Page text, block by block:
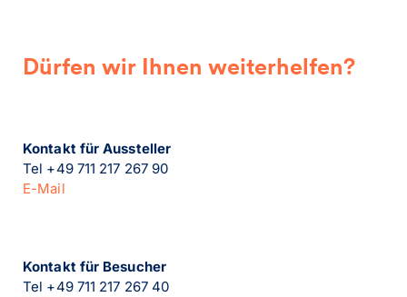
Dürfen wir Ihnen weiterhelfen?
Kontakt für Aussteller
Tel +49 711 217 267 90
E-Mail
Kontakt für Besucher
Tel +49 711 217 267 40